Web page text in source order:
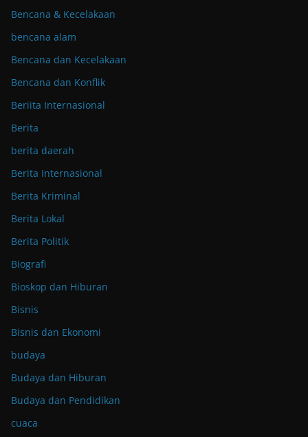
Bencana & Kecelakaan
bencana alam
Bencana dan Kecelakaan
Bencana dan Konflik
Beriita Internasional
Berita
berita daerah
Berita Internasional
Berita Kriminal
Berita Lokal
Berita Politik
Biografi
Bioskop dan Hiburan
Bisnis
Bisnis dan Ekonomi
budaya
Budaya dan Hiburan
Budaya dan Pendidikan
cuaca